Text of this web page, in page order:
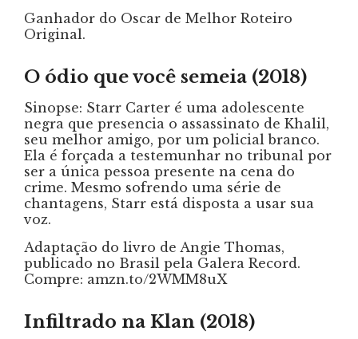
Ganhador do Oscar de Melhor Roteiro
Original.
O ódio que você semeia (2018)
Sinopse: Starr Carter é uma adolescente
negra que presencia o assassinato de Khalil,
seu melhor amigo, por um policial branco.
Ela é forçada a testemunhar no tribunal por
ser a única pessoa presente na cena do
crime. Mesmo sofrendo uma série de
chantagens, Starr está disposta a usar sua
voz.
Adaptação do livro de Angie Thomas,
publicado no Brasil pela Galera Record.
Compre: amzn.to/2WMM8uX
Infiltrado na Klan (2018)